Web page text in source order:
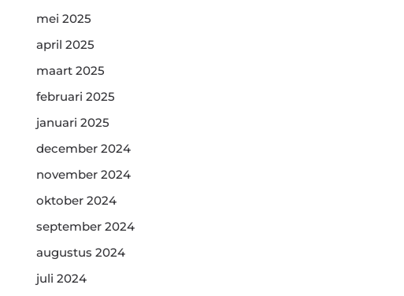
mei 2025
april 2025
maart 2025
februari 2025
januari 2025
december 2024
november 2024
oktober 2024
september 2024
augustus 2024
juli 2024